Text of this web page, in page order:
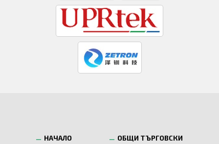
НАЧАЛО ОБЩИ ТЪРГОВСКИ